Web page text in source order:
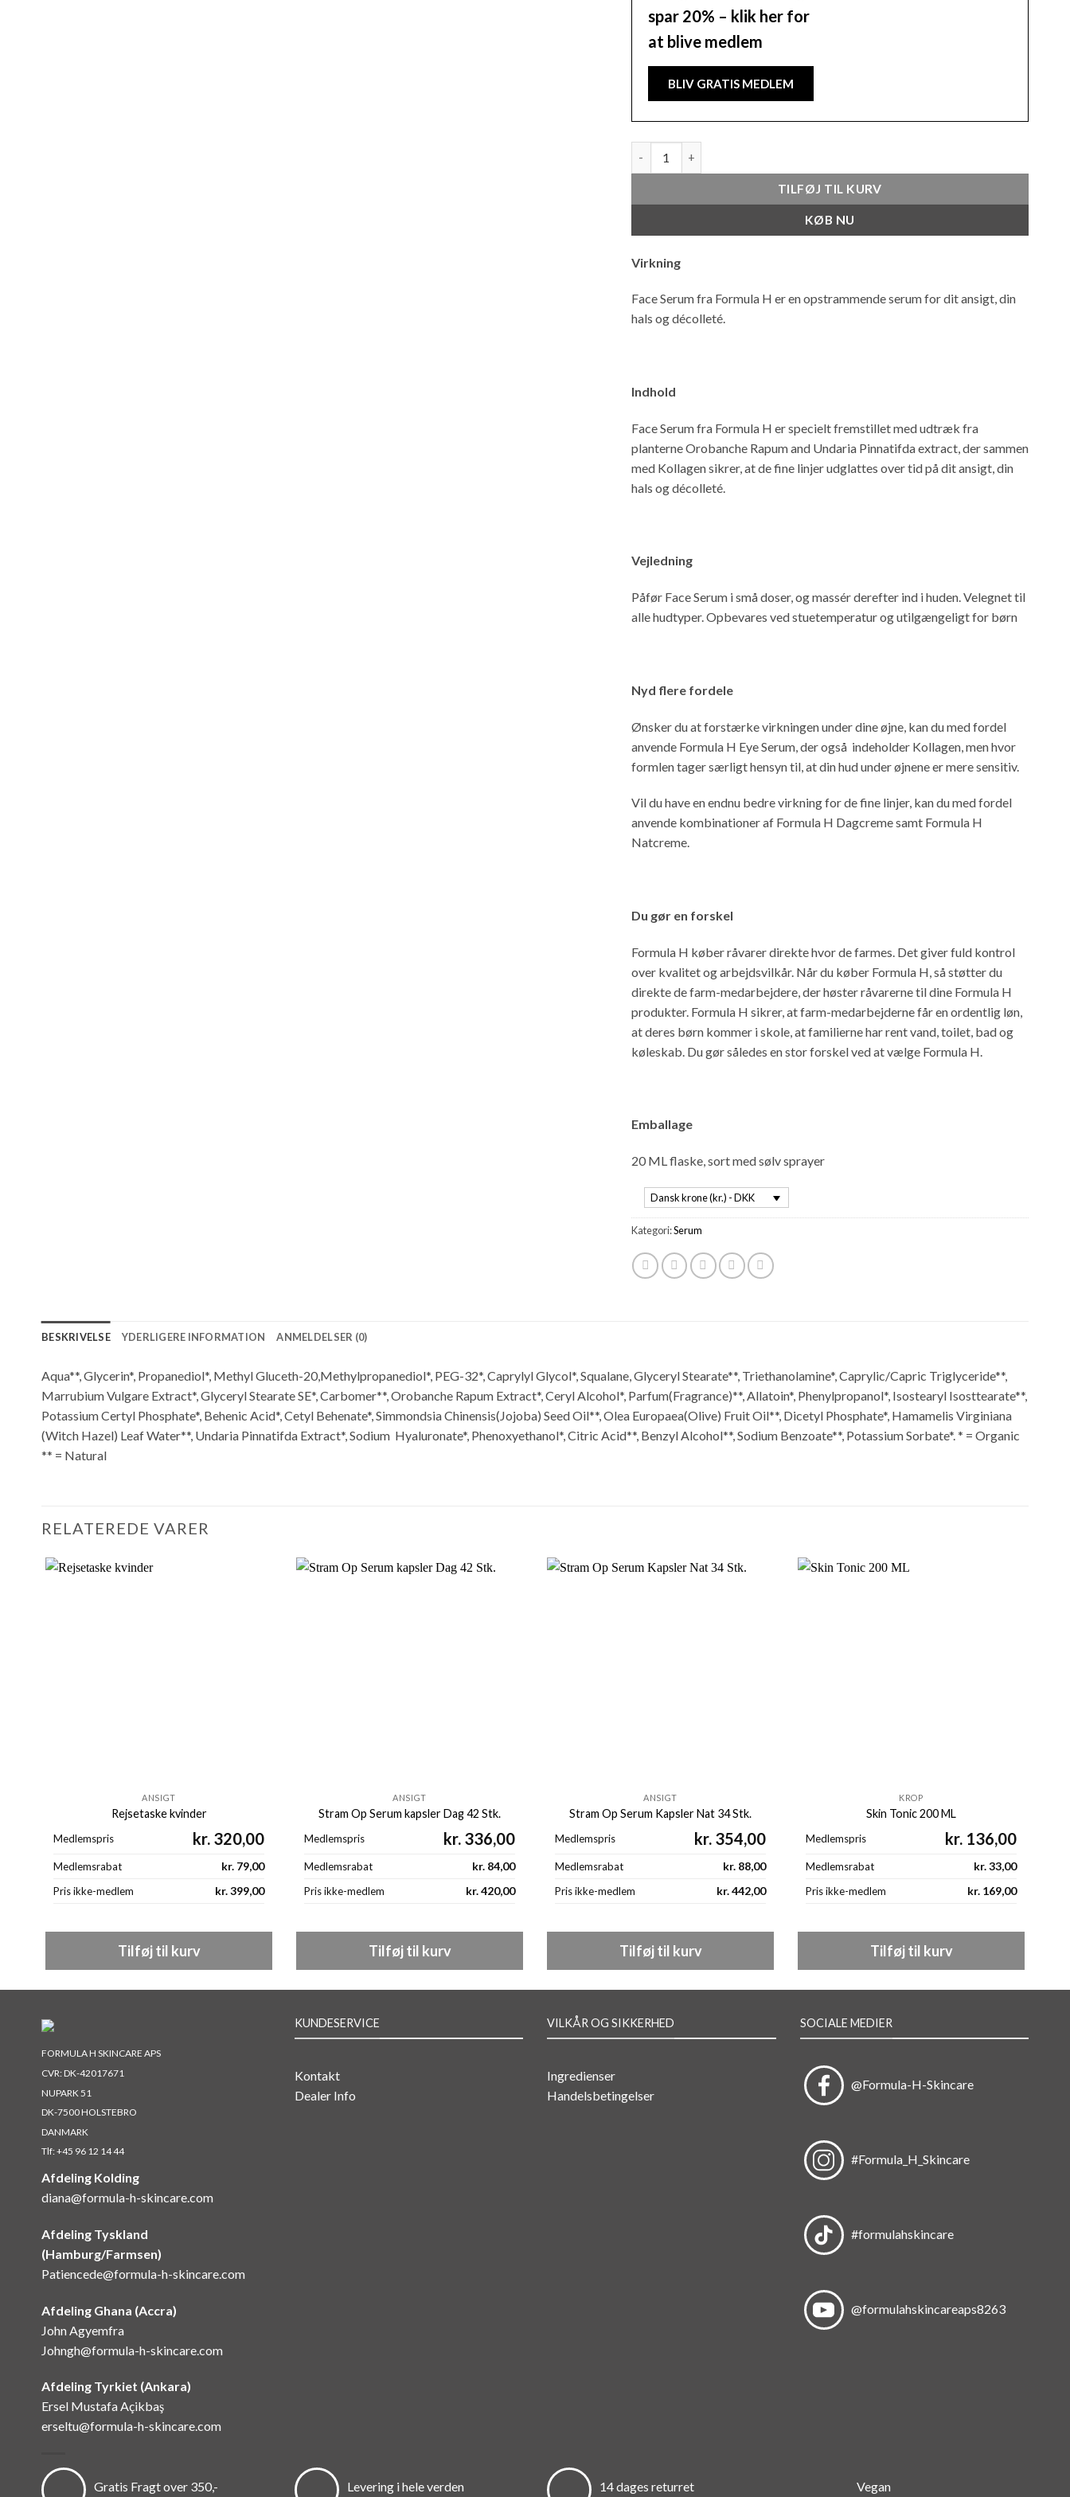
spar 20% – klik her for
at blive medlem
BLIV GRATIS MEDLEM
TILFØJ TIL KURV
KØB NU
Virkning
Face Serum fra Formula H er en opstrammende serum for dit ansigt, din
hals og décolleté.
Indhold
Face Serum fra Formula H er specielt fremstillet med udtræk fra
planterne Orobanche Rapum and Undaria Pinnatifda extract, der sammen
med Kollagen sikrer, at de fine linjer udglattes over tid på dit ansigt, din
hals og décolleté.
Vejledning
Påfør Face Serum i små doser, og massér derefter ind i huden. Velegnet til
alle hudtyper. Opbevares ved stuetemperatur og utilgængeligt for børn
Nyd flere fordele
Ønsker du at forstærke virkningen under dine øjne, kan du med fordel
anvende Formula H Eye Serum, der også indeholder Kollagen, men hvor
formlen tager særligt hensyn til, at din hud under øjnene er mere sensitiv.
Vil du have en endnu bedre virkning for de fine linjer, kan du med fordel
anvende kombinationer af Formula H Dagcreme samt Formula H
Natcreme.
Du gør en forskel
Formula H køber råvarer direkte hvor de farmes. Det giver fuld kontrol
over kvalitet og arbejdsvilkår. Når du køber Formula H, så støtter du
direkte de farm-medarbejdere, der høster råvarerne til dine Formula H
produkter. Formula H sikrer, at farm-medarbejderne får en ordentlig løn,
at deres børn kommer i skole, at familierne har rent vand, toilet, bad og
køleskab. Du gør således en stor forskel ved at vælge Formula H.
Emballage
20 ML flaske, sort med sølv sprayer
Dansk krone (kr.) - DKK
Kategori:Serum
BESKRIVELSE YDERLIGERE INFORMATION ANMELDELSER (0)
Aqua**, Glycerin*, Propanediol*, Methyl Gluceth-20,Methylpropanediol*, PEG-32*, Caprylyl Glycol*, Squalane, Glyceryl Stearate**, Triethanolamine*, Caprylic/Capric Triglyceride**,
Marrubium Vulgare Extract*, Glyceryl Stearate SE*, Carbomer**, Orobanche Rapum Extract*, Ceryl Alcohol*, Parfum(Fragrance)**, Allatoin*, Phenylpropanol*, Isostearyl Isosttearate**,
Potassium Certyl Phosphate*, Behenic Acid*, Cetyl Behenate*, Simmondsia Chinensis(Jojoba) Seed Oil**, Olea Europaea(Olive) Fruit Oil**, Dicetyl Phosphate*, Hamamelis Virginiana
(Witch Hazel) Leaf Water**, Undaria Pinnatifda Extract*, Sodium Hyaluronate*, Phenoxyethanol*, Citric Acid**, Benzyl Alcohol**, Sodium Benzoate**, Potassium Sorbate*. * = Organic
** = Natural
RELATEREDE VARER
ANSIGT
Rejsetaske kvinder
Medlemspris kr. 320,00
Medlemsrabat kr. 79,00
Pris ikke-medlem kr.399,00
Tilføj til kurv
ANSIGT
Stram Op Serum kapsler Dag 42 Stk.
Medlemspris kr. 336,00
Medlemsrabat kr. 84,00
Pris ikke-medlem kr.420,00
Tilføj til kurv
ANSIGT
Stram Op Serum Kapsler Nat 34 Stk.
Medlemspris kr. 354,00
Medlemsrabat kr. 88,00
Pris ikke-medlem kr.442,00
Tilføj til kurv
KROP
Skin Tonic 200 ML
Medlemspris kr. 136,00
Medlemsrabat kr.33,00
Pris ikke-medlem kr. 169,00
Tilføj til kurv
FORMULA H SKINCARE APS
CVR: DK-42017671
NUPARK 51
DK-7500 HOLSTEBRO
DANMARK
Tlf:+45 96 12 14 44
Afdeling Kolding
diana@formula-h-skincare.com
Afdeling Tyskland
(Hamburg/Farmsen)
Patiencede@formula-h-skincare.com
Afdeling Ghana (Accra)
John Agyemfra
Johngh@formula-h-skincare.com
Afdeling Tyrkiet (Ankara)
Ersel Mustafa Açikbaş
erseltu@formula-h-skincare.com
KUNDESERVICE
Kontakt
Dealer Info
VILKÅR OG SIKKERHED
Ingredienser
Handelsbetingelser
SOCIALE MEDIER
@Formula-H-Skincare
#Formula_H_Skincare
#formulahskincare
@formulahskincareaps8263
Gratis Fragt over 350,- Levering i hele verden 14 dages returret Vegan